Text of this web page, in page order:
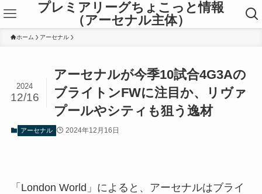
プレミアリーグちょこっと情報
（アーセナル主体）
ホーム アーセナル
アーセナルが今季10試合4G3Aの
ブライトンFWに注目か、リヴァ
プールやシティも狙う逸材
2024
12/16
アーセナル 2024年12月16日
「London World」によると、アーセナルはブライ